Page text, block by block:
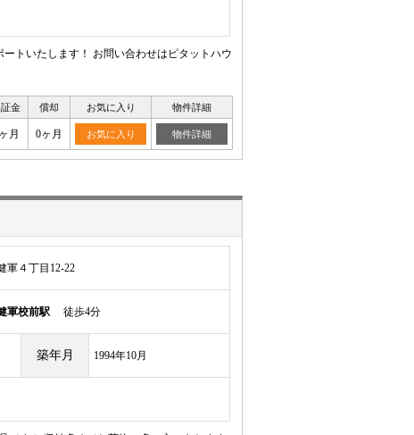
トいたします！ お問い合わせはピタットハウ
金 償却 お気に入り 物件詳細
月 0ヶ月 お気に入り 物件詳細
軍４丁目12-22
軍校前駅 徒歩4分
築年月 1994年10月